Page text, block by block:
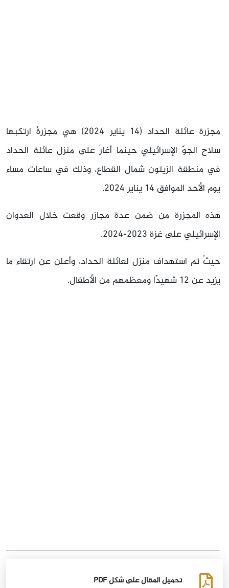
مجزرة عائلة الحداد (14 يناير 2024) هي مجزرةٌ ارتكبها
سلاح الجوّ الإسرائيلي حينما أغارَ على منزل عائلة الحداد
في منطقة الزيتون شمال القطاع، وذلك في ساعات مساء
يوم الأحد الموافق 14 يناير 2024.
هذه المجزرة من ضمن عدة مجازر وقعت خلال العدوان
الإسرائيلي على غزة 2023-2024.
حيثُ تم استهداف منزل لعائلة الحداد، وأعلن عن ارتقاء ما
يزيد عن 12 شهيدًا ومعظمهم من الأطفال.
تحميل المقال على شكل PDF